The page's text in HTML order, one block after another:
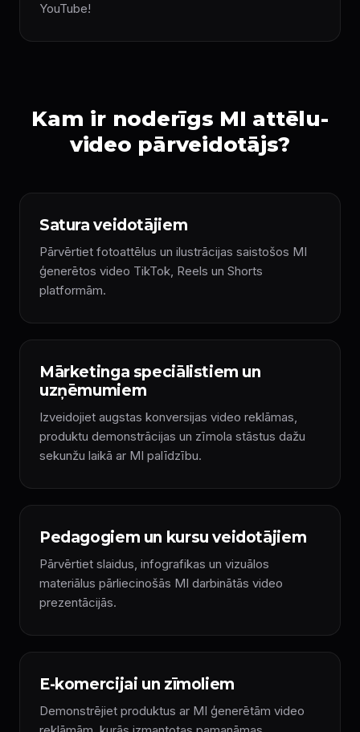
YouTube!
Kam ir noderīgs MI attēlu-
video pārveidotājs?
Satura veidotājiem
Pārvērtiet fotoattēlus un ilustrācijas saistošos MI
ģenerētos video TikTok, Reels un Shorts
platformām.
Mārketinga speciālistiem un
uzņēmumiem
Izveidojiet augstas konversijas video reklāmas,
produktu demonstrācijas un zīmola stāstus dažu
sekunžu laikā ar MI palīdzību.
Pedagogiem un kursu veidotājiem
Pārvērtiet slaidus, infografikas un vizuālos
materiālus pārliecinošās MI darbinātās video
prezentācijās.
E-komercijai un zīmoliem
Demonstrējiet produktus ar MI ģenerētām video